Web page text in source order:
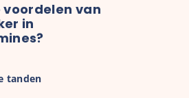
voordelen van
in
tanden